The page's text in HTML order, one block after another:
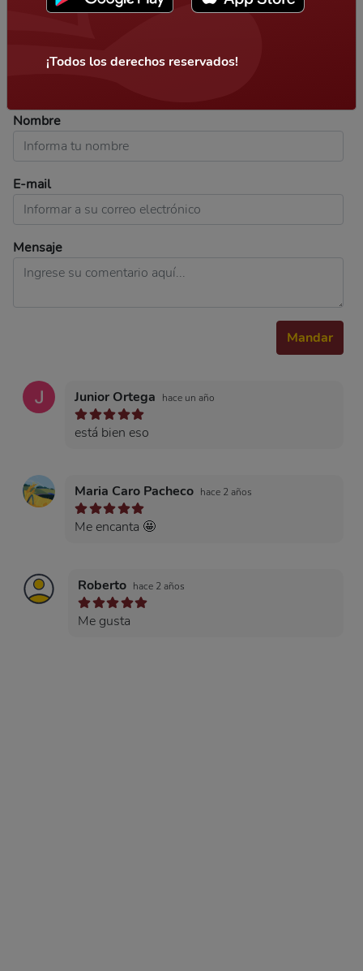
Respuestas3
Nombre
E-mail
Mensaje
Mandar
Junior Ortega hace un año
está bien eso
Maria Caro Pacheco hace 2 años
Me encanta 🤩
Roberto hace 2 años
Me gusta
¡Todos los derechos reservados!